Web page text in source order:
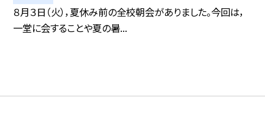
８月３日（火），夏休み前の全校朝会がありました。今回は，
一堂に会することや夏の暑...